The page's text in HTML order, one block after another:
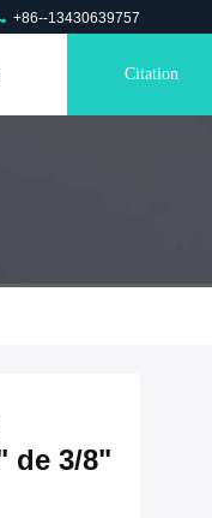
+86--13430639757
Citation
de 3/8"